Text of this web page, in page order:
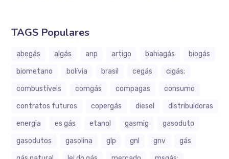
TAGS Populares
abegás algás anp artigo bahiagás
biogás
biometano
bolívia brasil cegás
cigás;
combustíveis
comgás compagas
consumo
contratos futuros
copergás diesel
distribuidoras
energia
es gás etanol gasmig
gasoduto
gasodutos
gasolina glp gnl gnv
gás